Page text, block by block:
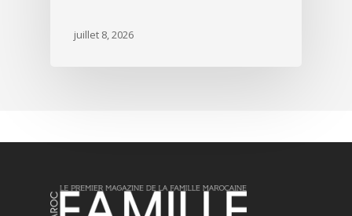
juillet 8, 2026